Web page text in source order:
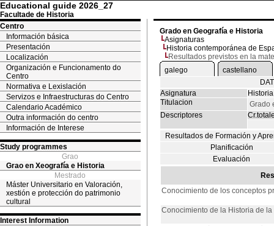
Educational guide 2026_27
Facultade de Historia
Centro
Información básica
Presentación
Localización
Organización e Funcionamento do
Centro
Normativa e Lexislación
Servizos e Infraestructuras do Centro
Calendario Académico
Outra información do centro
Información de Interese
Study programmes
Grao
Grao en Xeografía e Historia
Mestrado
Máster Universitario en Valoración,
xestión e protección do patrimonio
cultural
Interest Information
Grado en Geografía e Historia
Asignaturas
Historia contemporánea de
Resultados previstos en la
galego
castellano
Asignatura
Titulacion
Grado
Descriptores
Resultados de Formación y
Planificación
Evaluación
Conocimiento de los conceptos
Conocimiento de la Historia de